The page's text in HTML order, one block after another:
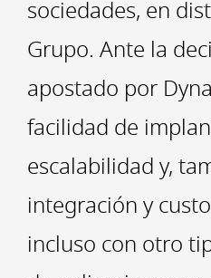
sociedades, en
Grupo. Ante la
apostado por
facilidad de
escalabilidad y,
integración y
incluso con otro